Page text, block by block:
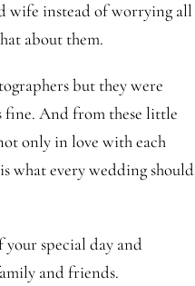
wife instead of worrying all
about them.
but they were
fine. And from these little
only in love with each
what every wedding should
special day and
and friends.